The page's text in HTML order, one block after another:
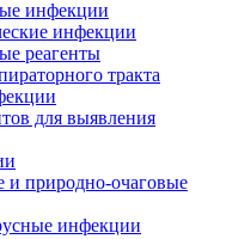
инфекции
инфекции
реагенты
тракта
для выявления
и природно-очаговые
инфекции